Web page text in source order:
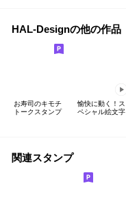
HAL-Designの他の作品
お寿司のキモチ
トークスタンプ
愉快に動く！ス
ペシャル絵文字
関連スタンプ